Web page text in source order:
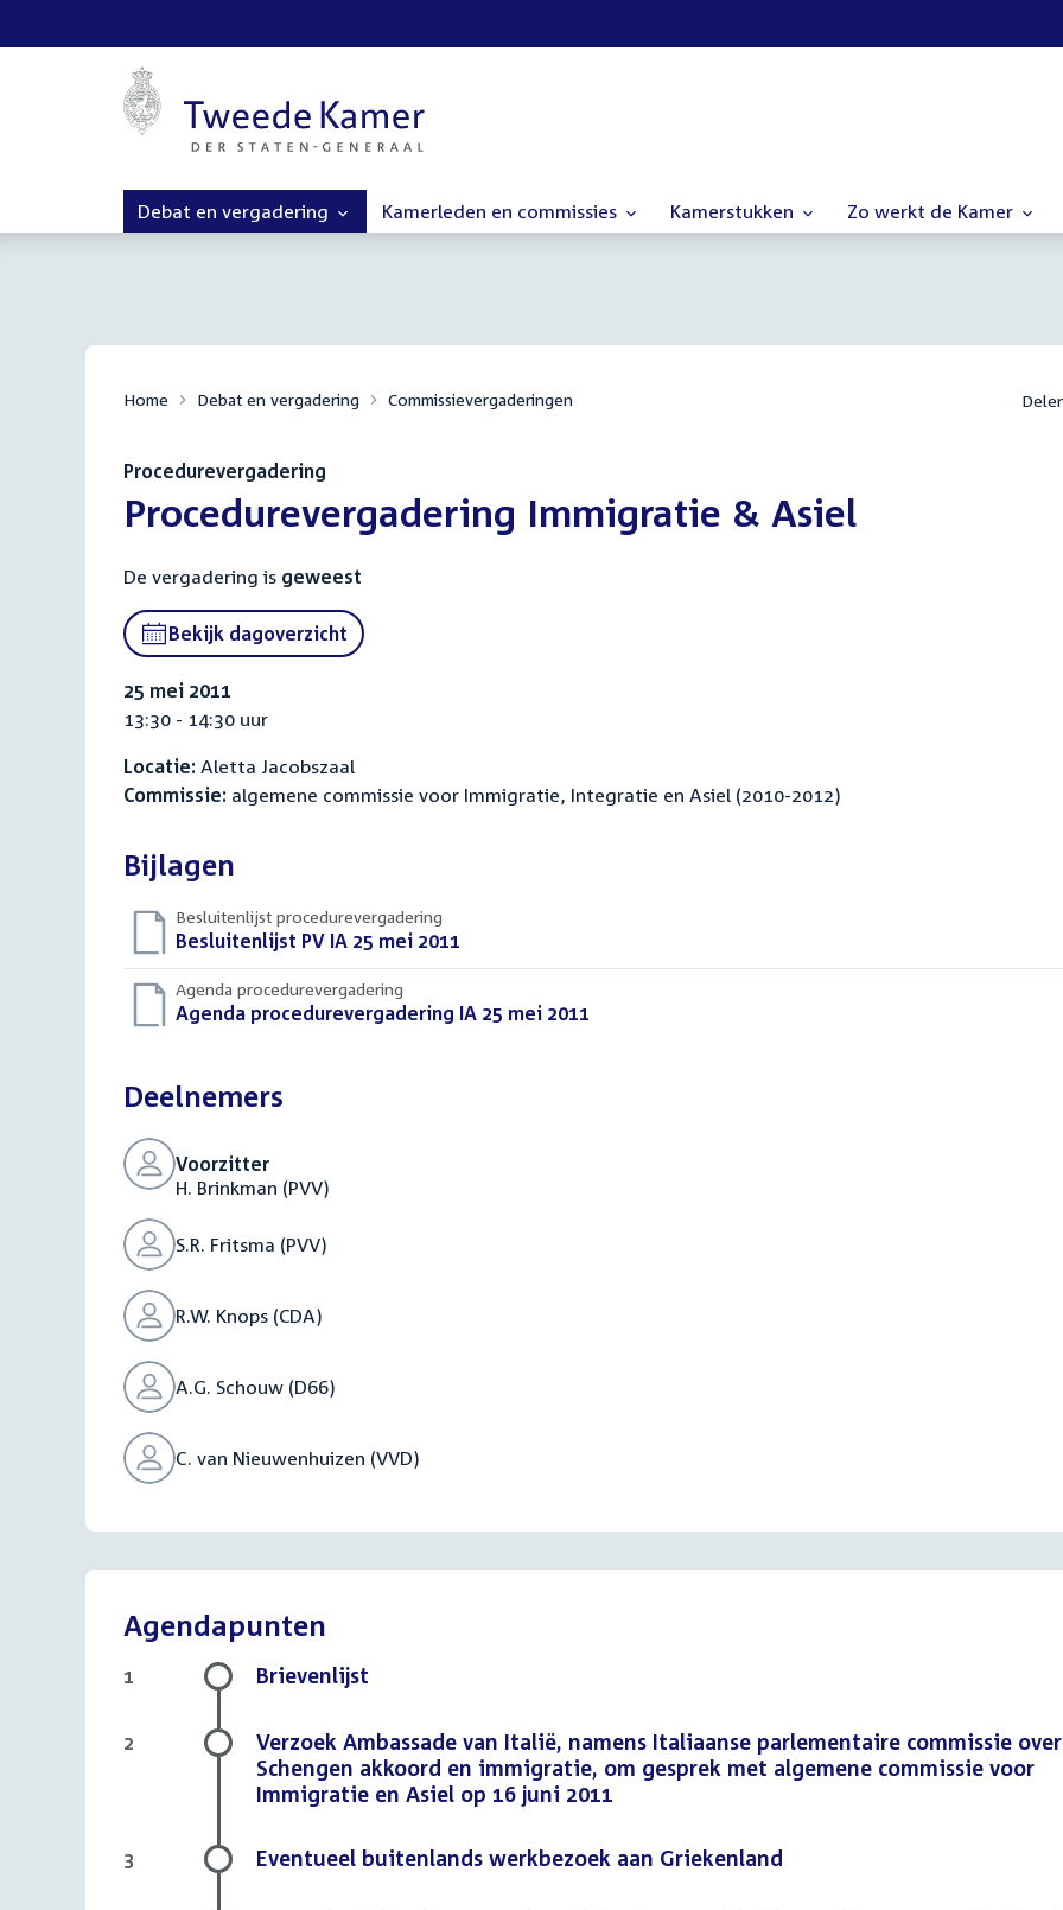
Debat en vergadering Kamerleden en commissies Kamerstukken Zo werkt de Kamer
Home Debat en vergadering Commissievergaderingen
Procedurevergadering
:Procedurevergadering Immigratie & Asiel
De vergadering is geweest
Bekijk dagoverzicht
25 mei 2011
13:30 - 14:30 uur
Locatie: Aletta Jacobszaal
Commissie: algemene commissie voor Immigratie, Integratie en Asiel (2010-2012)
Bijlagen
Besluitenlijst procedurevergadering
Download
bestand:
Besluitenlijst PV IA 25 mei 2011
Agenda procedurevergadering
Download
Agenda procedurevergadering IA 25 mei 2011
Deelnemers
Voorzitter
H. Brinkman (PVV)
S.R. Fritsma (PVV)
R.W. Knops (CDA)
A.G. Schouw (D66)
C. van Nieuwenhuizen (VVD)
Agendapunten
Brievenlijst
1
Verzoek Ambassade van Italië, namens Italiaanse parlementaire commissie over
Schengen akkoord en immigratie, om gesprek met algemene commissie voor
Immigratie en Asiel op 16 juni 2011
2
Eventueel buitenlands werkbezoek aan Griekenland
3